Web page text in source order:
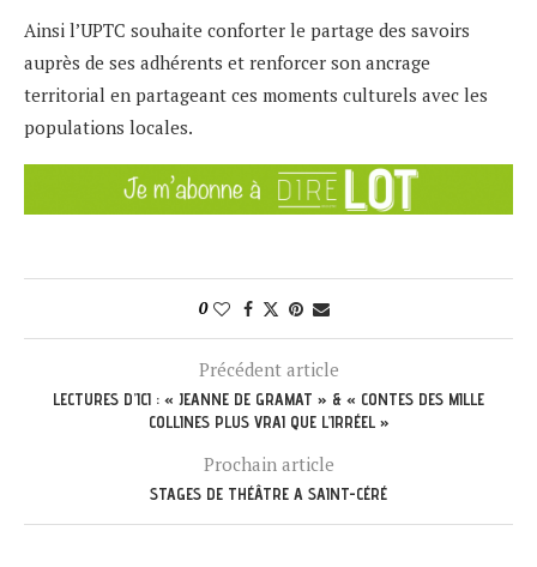
Ainsi l’UPTC souhaite conforter le partage des savoirs
auprès de ses adhérents et renforcer son ancrage
territorial en partageant ces moments culturels avec les
populations locales.
0
Précédent article
LECTURES D’ICI : « JEANNE DE GRAMAT » & « CONTES DES MILLE
COLLINES PLUS VRAI QUE L’IRRÉEL »
Prochain article
STAGES DE THÉÂTRE A SAINT-CÉRÉ